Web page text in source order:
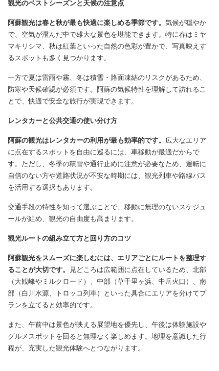
観光のベストシーズンと天候の注意点
阿蘇観光は春と秋が最も快適に楽しめる季節です。 気候が穏やか
で、空気が澄んだ中で雄大な景色を堪能できます。特に春はミヤ
マキリシマ、秋は紅葉といった自然の色彩が豊かで、写真映えす
るスポットも多く見つかります。
一方で夏は雷雨や霧、冬は積雪・路面凍結のリスクがあるため、
防寒や天候確認が必須です。阿蘇の気候特性を理解して訪れるこ
とで、快適で安全な旅行が実現できます。
レンタカーと公共交通の使い分け方
阿蘇の観光はレンタカーの利用が最も効率的です。 広大なエリア
に点在するスポットを自由に巡るには、車移動が最適だからで
す。ただし、冬季の積雪や通行止めに注意が必要なため、運転に
自信のない方や道路状況が不安な時期には、観光列車や路線バス
を活用する選択もあります。
交通手段の特性を知って選ぶことで、移動に無理のないスケジュ
ールが組め、観光の自由度も高まります。
観光ルートの組み立て方と回り方のコツ
阿蘇観光をスムーズに楽しむには、エリアごとにルートを整理す
ることが大切です。
見どころは広範囲に点在しているため、北部
（大観峰やミルクロード）、中部（草千里ヶ浜、中岳火口）、南
部（白川水源、トロッコ列車）といった具合にエリアを分けてプ
ランを立てると効率的です。
また、午前中は景色が映える展望地を優先し、午後は体験施設や
グルメスポットを回ると無理なく楽しめます。地理を意識した行
程が、充実した観光体験へとつながります。